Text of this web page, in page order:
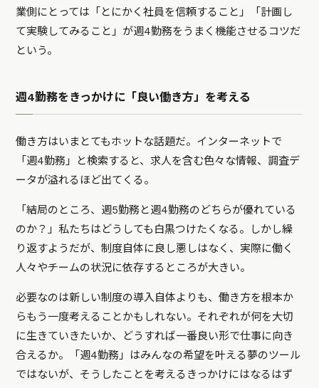
業側にとっては「とにかく社員を信頼すること」「計画し
て実験してみること」が週4勤務をうまく機能させるコツだ
という。
週4勤務をきっかけに「良い働き方」を考える
働き方はいまとてもホットな話題だ。インターネットで
「週4勤務」と検索すると、求人を含む色々な情報、調査デ
ータが溢れるほど出てくる。
「結局のところ、週5勤務と週4勤務のどちらが優れている
のか？」私たちはどうしても白黒つけたくなる。しかし繰
り返すようだが、制度自体に良し悪しはなく、実際に働く
人々やチームの状況に依存するところが大きい。
必要なのは新しい制度の導入自体よりも、働き方を根本か
らもう一度考えることかもしれない。それぞれが何を大切
に生きていきたいか、どうすれば一番良い形で仕事に向き
合えるか。「週4勤務」はみんなの希望を叶える夢のツール
ではないが、そうしたことを考えるきっかけにはなるはず